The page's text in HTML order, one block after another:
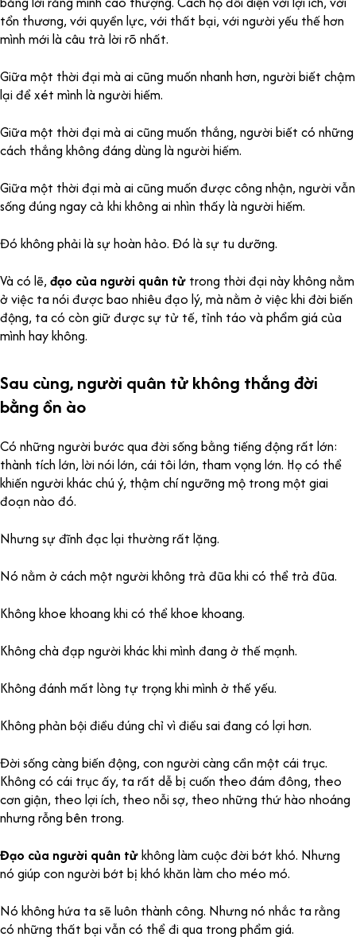
tổn thương, với quyền lực, với thất bại, với người yếu thế hơn
mình mới là câu trả lời rõ nhất.
Giữa một thời đại mà ai cũng muốn nhanh hơn, người biết chậm
lại để xét mình là người hiếm.
Giữa một thời đại mà ai cũng muốn thắng, người biết có những
cách thắng không đáng dùng là người hiếm.
Giữa một thời đại mà ai cũng muốn được công nhận, người vẫn
sống đúng ngay cả khi không ai nhìn thấy là người hiếm.
Đó không phải là sự hoàn hảo. Đó là sự tu dưỡng.
Và có lẽ, đạo của người quân tử trong thời đại này không nằm
ở việc ta nói được bao nhiêu đạo lý, mà nằm ở việc khi đời biến
động, ta có còn giữ được sự tử tế, tỉnh táo và phẩm giá của
mình hay không.
Sau cùng, người quân tử không thắng đời
bằng ồn ào
Có những người bước qua đời sống bằng tiếng động rất lớn:
thành tích lớn, lời nói lớn, cái tôi lớn, tham vọng lớn. Họ có thể
khiến người khác chú ý, thậm chí ngưỡng mộ trong một giai
đoạn nào đó.
Nhưng sự đĩnh đạc lại thường rất lặng.
Nó nằm ở cách một người không trả đũa khi có thể trả đũa.
Không khoe khoang khi có thể khoe khoang.
Không chà đạp người khác khi mình đang ở thế mạnh.
Không đánh mất lòng tự trọng khi mình ở thế yếu.
Không phản bội điều đúng chỉ vì điều sai đang có lợi hơn.
Đời sống càng biến động, con người càng cần một cái trục.
Không có cái trục ấy, ta rất dễ bị cuốn theo đám đông, theo
cơn giận, theo lợi ích, theo nỗi sợ, theo những thứ hào nhoáng
nhưng rỗng bên trong.
Đạo của người quân tửkhông làm cuộc đời bớt khó. Nhưng
nó giúp con người bớt bị khó khăn làm cho méo mó.
Nó không hứa ta sẽ luôn thành công. Nhưng nó nhắc ta rằng
có những thất bại vẫn có thể đi qua trong phẩm giá.